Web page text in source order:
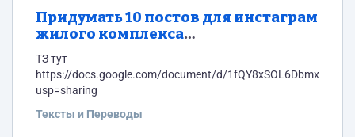
Придумать 10 постов для инстаграм
жилого комплекса
многоквартирных домов
ТЗ тут
https://docs.google.com/document/d/
usp=sharing
Тексты и Переводы